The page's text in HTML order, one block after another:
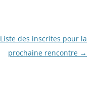
Liste des inscrites pour la
prochaine rencontre →